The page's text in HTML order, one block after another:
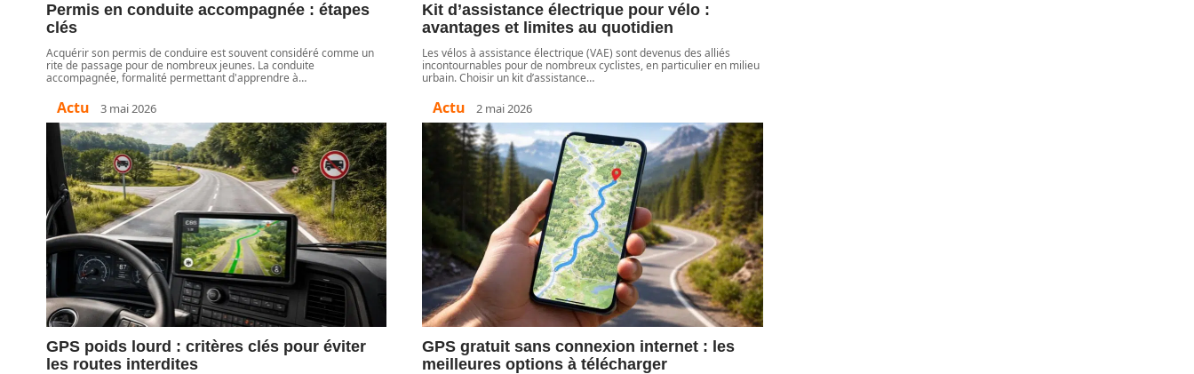
Permis en conduite accompagnée : étapes
clés
Acquérir son permis de conduire est souvent considéré comme un
rite de passage pour de nombreux jeunes. La conduite
accompagnée, formalité permettant d'apprendre à…
Actu 3 mai 2026
Kit d’assistance électrique pour vélo :
avantages et limites au quotidien
Les vélos à assistance électrique (VAE) sont devenus des alliés
incontournables pour de nombreux cyclistes, en particulier en milieu
urbain. Choisir un kit d’assistance…
Actu 2 mai 2026
GPS poids lourd : critères clés pour éviter
les routes interdites
GPS gratuit sans connexion internet : les
meilleures options à télécharger